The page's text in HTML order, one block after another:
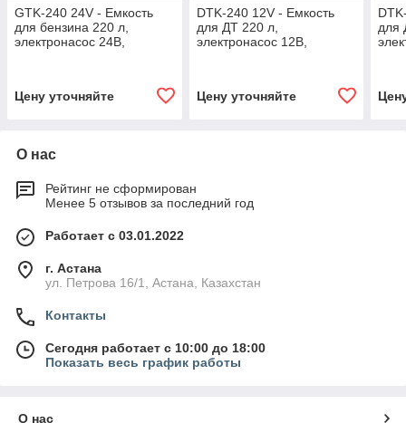
GTK-240 24V - Емкость
для бензина 220 л,
электронасос 24В,
Цену уточняйте
DTK-240 12V - Емкость
для ДТ 220 л,
электронасос 12В,
Цену уточняйте
для
О нас
Рейтинг не сформирован
Менее 5 отзывов за последний год
Работает с 03.01.2022
г. Астана
ул. Петрова 16/1, Астана, Казахстан
Контакты
Сегодня работает с 10:00 до 18:00
Показать весь график работы
О нас